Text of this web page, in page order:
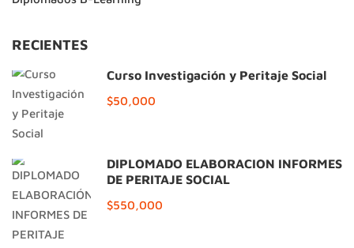
RECIENTES
Curso Investigación y Peritaje Social
$50,000
DIPLOMADO ELABORACIÓN INFORMES
DE PERITAJE SOCIAL
$550,000